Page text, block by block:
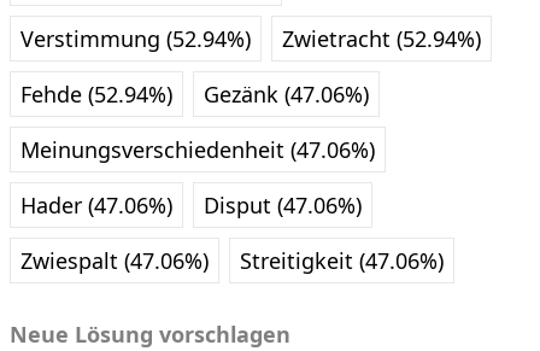
Verstimmung (52.94%)
Zwietracht (52.94%)
Fehde (52.94%)
Gezänk (47.06%)
Meinungsverschiedenheit (47.06%)
Hader (47.06%)
Disput (47.06%)
Zwiespalt (47.06%)
Streitigkeit (47.06%)
Neue Lösung vorschlagen